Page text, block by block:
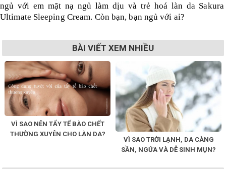
ngủ với em mặt nạ ngủ làm dịu và trẻ hoá làn da Sakura
Ultimate Sleeping Cream. Còn bạn, bạn ngủ với ai?
BÀI VIẾT XEM NHIỀU
VÌ SAO NÊN TẨY TẾ BÀO CHẾT
THƯỜNG XUYÊN CHO LÀN DA?
VÌ SAO TRỜI LẠNH, DA CÀNG
SẦN, NGỨA VÀ DỄ SINH MỤN?